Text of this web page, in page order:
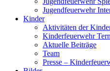
Jugendfeuerwehr
Kinder
Aktivitäten der
Kinderfeuerwehr
Aktuelle Beiträge
Team
Presse –